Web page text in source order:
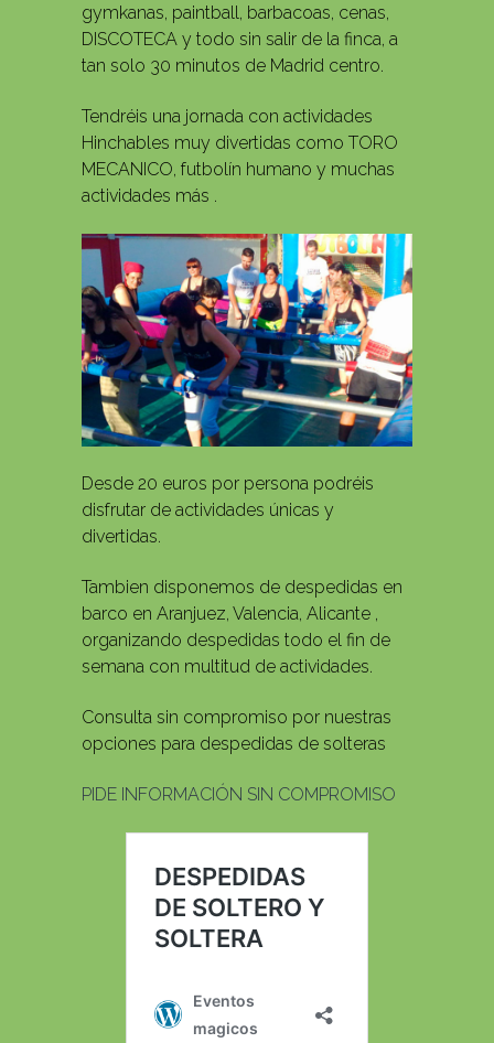
gymkanas, paintball, barbacoas, cenas,
DISCOTECA y todo sin salir de la finca, a
tan solo 30 minutos de Madrid centro.
Tendréis una jornada con actividades
Hinchables muy divertidas como TORO
MECANICO, futbolín humano y muchas
actividades más .
Desde 20 euros por persona podréis
disfrutar de actividades únicas y
divertidas.
Tambien disponemos de despedidas en
barco en Aranjuez, Valencia, Alicante ,
organizando despedidas todo el fin de
semana con multitud de actividades.
Consulta sin compromiso por nuestras
opciones para despedidas de solteras
PIDE INFORMACIÓN SIN COMPROMISO